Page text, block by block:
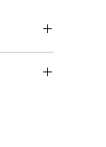
Takip